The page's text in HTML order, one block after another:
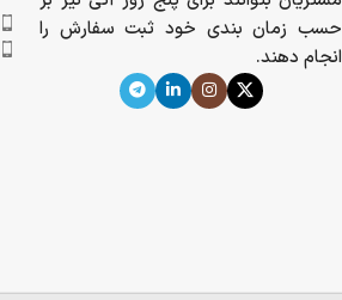
حسب زمان بندی خود ثبت سفارش را
انجام دهند.